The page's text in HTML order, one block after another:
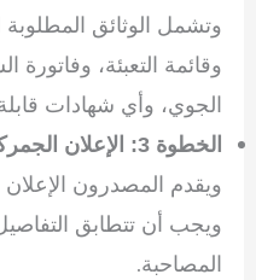
وتشمل الوثائق المطلوبة
وقائمة التعبئة، وفاتورة
الجوي، وأي شهادات
الخطوة 3: الإعلان الجمركي
ويقدم المصدرون الإعلان
ويجب أن تتطابق
المصاحبة.